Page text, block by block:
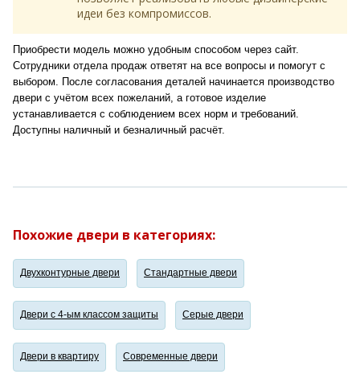
идеи без компромиссов.
Приобрести модель можно удобным способом через сайт.
Сотрудники отдела продаж ответят на все вопросы и помогут с
выбором. После согласования деталей начинается производство
двери с учётом всех пожеланий, а готовое изделие
устанавливается с соблюдением всех норм и требований.
Доступны наличный и безналичный расчёт.
Похожие двери в категориях:
Двухконтурные двери Стандартные двери
Двери с 4-ым классом защиты Серые двери
Двери в квартиру Современные двери